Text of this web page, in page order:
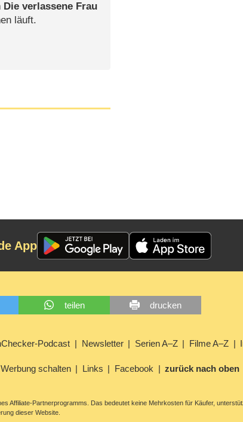
Die verlassene Frau
läuft.
App
teilen drucken
Podcast Newsletter Serien A–Z Filme A–Z
Werbung schalten Links Facebook zurück nach oben
Affiliate-Partnerprogramms. Das bedeutet keine Mehrkosten für Käufer,
dieser Website.